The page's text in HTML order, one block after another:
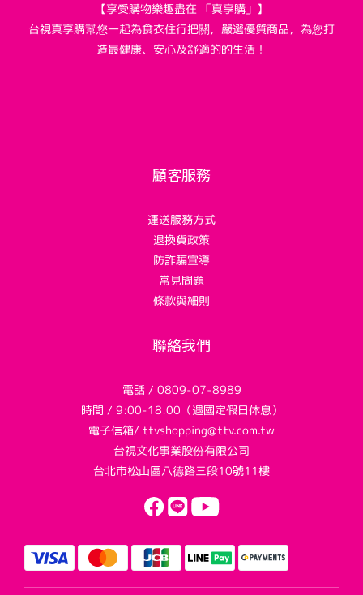
【享受購物樂趣盡在 「真享購」】
台視真享購幫您一起為食衣住行把關，嚴選優質商品，為您打
造最健康、安心及舒適的的生活！
顧客服務
運送服務方式
退換貨政策
防詐騙宣導
常見問題
條款與細則
聯絡我們
電話 / 0809-07-8989
時間 / 9:00-18:00（遇國定假日休息）
電子信箱/ ttvshopping@ttv.com.tw
台視文化事業股份有限公司
台北市松山區八德路三段10號11樓